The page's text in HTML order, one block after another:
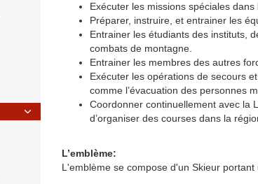
Exécuter les missions spéciales
Préparer, instruire, et entrainer les
Entrainer les étudiants des instituts,
combats de montagne.
Entrainer les membres des autres
Exécuter les opérations de secours
comme l’évacuation des personnes
Coordonner continuellement avec la
d’organiser des courses dans la
L’emblème:
L'emblème se compose d'un Skieur